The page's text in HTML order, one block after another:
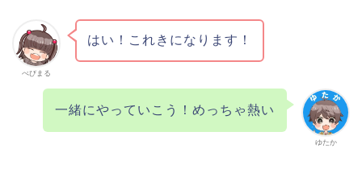
べびまる
はい！これきになります！
ゆたか
一緒にやっていこう！めっちゃ熱い